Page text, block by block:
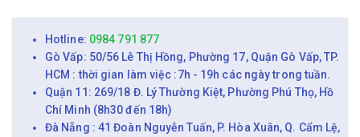
Hotline: 0984 791 877
Gò Vấp: 50/56 Lê Thị Hồng, Phường 17, Quận Gò Vấp, TP.
HCM : thời gian làm việc :7h - 19h các ngày trong tuần.
Quận 11: 269/18 Đ. Lý Thường Kiệt, Phường Phú Thọ, Hồ
Chí Minh (8h30 đến 18h)
Đà Nẵng : 41 Đoàn Nguyễn Tuấn, P. Hòa Xuân, Q. Cẩm Lệ,